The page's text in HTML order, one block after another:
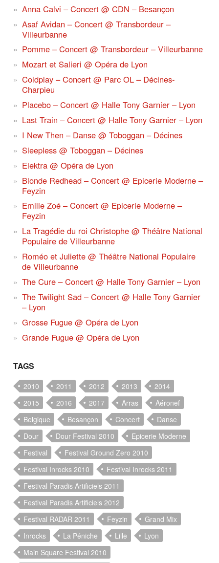
Anna Calvi – Concert @ CDN – Besançon
Asaf Avidan – Concert @ Transbordeur –
Villeurbanne
Pomme – Concert @ Transbordeur – Villeurbanne
Mozart et Salieri @ Opéra de Lyon
Coldplay – Concert @ Parc OL – Décines-
Charpieu
Placebo – Concert @ Halle Tony Garnier – Lyon
Last Train – Concert @ Halle Tony Garnier – Lyon
I New Then – Danse @ Toboggan – Décines
Sleepless @ Toboggan – Décines
Elektra @ Opéra de Lyon
Blonde Redhead – Concert @ Epicerie Moderne –
Feyzin
Emilie Zoé – Concert @ Epicerie Moderne –
Feyzin
La Tragédie du roi Christophe @ Théâtre National
Populaire de Villeurbanne
Roméo et Juliette @ Théâtre National Populaire
de Villeurbanne
The Cure – Concert @ Halle Tony Garnier – Lyon
The Twilight Sad – Concert @ Halle Tony Garnier
– Lyon
Grosse Fugue @ Opéra de Lyon
Grande Fugue @ Opéra de Lyon
TAGS
2010 2011 2012 2013
2014
2015
2016 2017 Arras
Aéronef
Belgique
Besançon Concert
Danse
Dour
Dour Festival 2010
Epicerie Moderne
Festival
Festival Ground Zero 2010
Festival Inrocks 2010
Festival Inrocks 2011
Festival Paradis Artificiels 2011
Festival Paradis Artificiels 2012
Festival RADAR 2011
Feyzin
Grand Mix
Inrocks
La Péniche Lille
Lyon
Main Square Festival 2010